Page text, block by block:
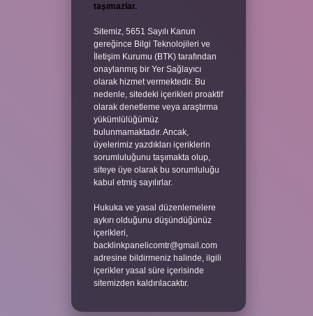
taşımazlar.
Sitemiz, 5651 Sayılı Kanun
gereğince Bilgi Teknolojileri ve
İletişim Kurumu (BTK) tarafından
onaylanmış bir Yer Sağlayıcı
olarak hizmet vermektedir. Bu
nedenle, sitedeki içerikleri proaktif
olarak denetleme veya araştırma
yükümlülüğümüz
bulunmamaktadır. Ancak,
üyelerimiz yazdıkları içeriklerin
sorumluluğunu taşımakta olup,
siteye üye olarak bu sorumluluğu
kabul etmiş sayılırlar.
Hukuka ve yasal düzenlemelere
aykırı olduğunu düşündüğünüz
içerikleri,
backlinkpanelicomtr@gmail.com
adresine bildirmeniz halinde, ilgili
içerikler yasal süre içerisinde
sitemizden kaldırılacaktır.